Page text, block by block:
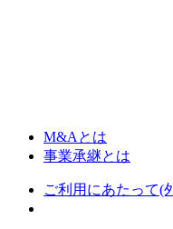
M&Aとは
事業承継とは
ご利用にあたって(